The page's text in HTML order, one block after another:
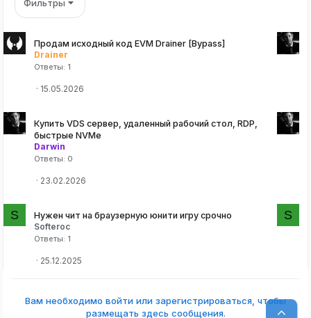
Фильтры
Продам исходный код EVM Drainer [Bypass]
Drainer
Ответы 1
15.05.2026
Купить VDS сервер, удаленный рабочий стол, RDP,
быстрые NVMe
Darwin
Ответы 0
23.02.2026
S
Нужен чит на браузерную юнити игру срочно
Softeroc
Ответы 1
25.12.2025
S
Вам необходимо войти или зарегистрироваться, чтобы
размещать здесь сообщения.